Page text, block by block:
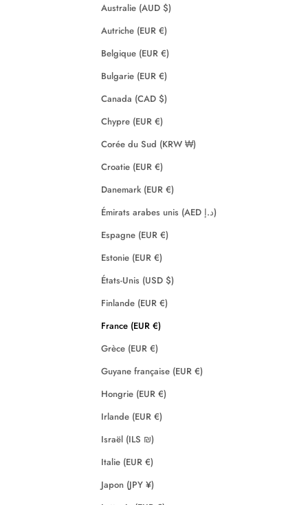
Australie (AUD $)
Autriche (EUR €)
Belgique (EUR €)
Bulgarie (EUR €)
Canada (CAD $)
Chypre (EUR €)
Corée du Sud (KRW ₩)
Croatie (EUR €)
Danemark (EUR €)
Émirats arabes unis (AED د.إ)
Espagne (EUR €)
Estonie (EUR €)
États-Unis (USD $)
Finlande (EUR €)
France (EUR €)
Grèce (EUR €)
Guyane française (EUR €)
Hongrie (EUR €)
Irlande (EUR €)
Israël (ILS ₪)
Italie (EUR €)
Japon (JPY ¥)